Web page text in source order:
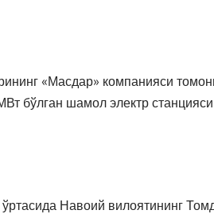
«Масдар» компанияси
бўлган шамол электр станцияси
Навоий вилоятининг